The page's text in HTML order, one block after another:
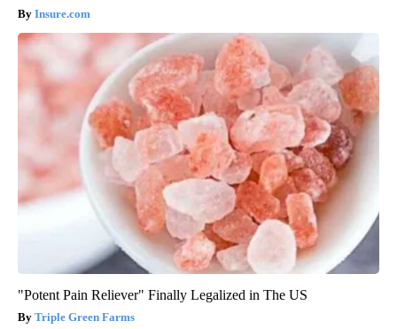
Insure.com
"Potent Pain Reliever" Finally Legalized in The US
Triple Green Farms